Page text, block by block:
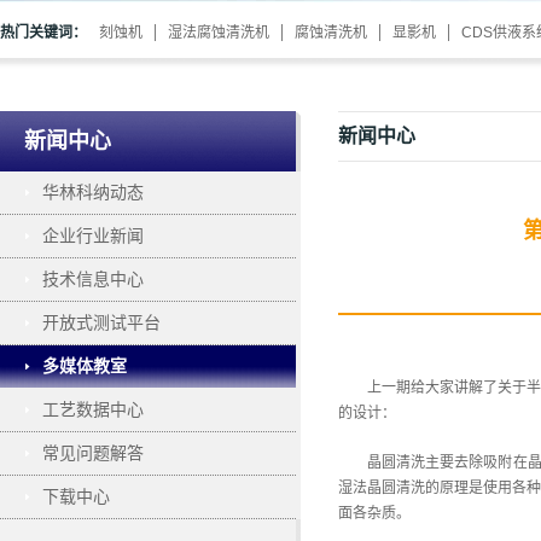
热门关键词： 刻蚀机 湿法腐蚀清洗机 腐蚀清洗机 显影机 CDS供液系
新闻中心
华林科纳动态
企业行业新闻
技术信息中心
开放式测试平台
多媒体教室
工艺数据中心
常见问题解答
下载中心
新闻中心
上一期给大家讲解了关于
的设计：
晶圆清洗主要去除吸附在
湿法晶圆清洗的原理是使用各
面各杂质。